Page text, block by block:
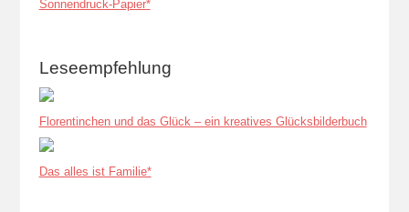
Sonnendruck-Papier*
Leseempfehlung
Florentinchen und das Glück – ein kreatives Glücksbilderbuch
Das alles ist Familie*